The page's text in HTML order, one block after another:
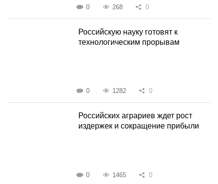
0 268 0
Российскую науку готовят к
технологическим прорывам
0 1282 0
Российских аграриев ждет рост
издержек и сокращение прибыли
0 1465 0